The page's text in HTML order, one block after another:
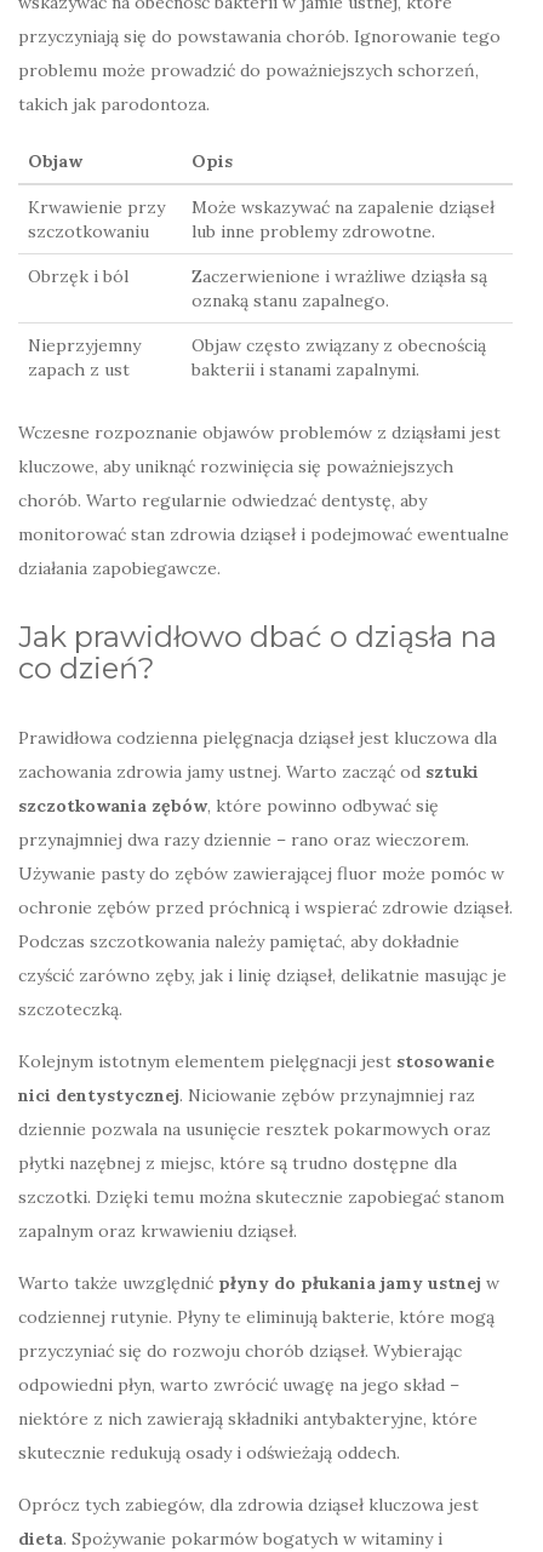
przyczyniają się do powstawania chorób. Ignorowanie tego
problemu może prowadzić do poważniejszych schorzeń,
takich jak parodontoza.
Objaw Opis
Krwawienie przy
szczotkowaniu
Może wskazywać na zapalenie dziąseł
lub inne problemy zdrowotne.
Obrzęk i ból
Zaczerwienione i wrażliwe dziąsła są
oznaką stanu zapalnego.
Nieprzyjemny
zapach z ust
Objaw często związany z obecnością
bakterii i stanami zapalnymi.
Wczesne rozpoznanie objawów problemów z dziąsłami jest
kluczowe, aby uniknąć rozwinięcia się poważniejszych
chorób. Warto regularnie odwiedzać dentystę, aby
monitorować stan zdrowia dziąseł i podejmować ewentualne
działania zapobiegawcze.
Jak prawidłowo dbać o dziąsła na
co dzień?
Prawidłowa codzienna pielęgnacja dziąseł jest kluczowa dla
zachowania zdrowia jamy ustnej. Warto zacząć od sztuki
szczotkowania zębów, które powinno odbywać się
przynajmniej dwa razy dziennie – rano oraz wieczorem.
Używanie pasty do zębów zawierającej fluor może pomóc w
ochronie zębów przed próchnicą i wspierać zdrowie dziąseł.
Podczas szczotkowania należy pamiętać, aby dokładnie
czyścić zarówno zęby, jak i linię dziąseł, delikatnie masując je
szczoteczką.
Kolejnym istotnym elementem pielęgnacji jest stosowanie
nici dentystycznej. Niciowanie zębów przynajmniej raz
dziennie pozwala na usunięcie resztek pokarmowych oraz
płytki nazębnej z miejsc, które są trudno dostępne dla
szczotki. Dzięki temu można skutecznie zapobiegać stanom
zapalnym oraz krwawieniu dziąseł.
Warto także uwzględnić płyny do płukania jamy ustnej w
codziennej rutynie. Płyny te eliminują bakterie, które mogą
przyczyniać się do rozwoju chorób dziąseł. Wybierając
odpowiedni płyn, warto zwrócić uwagę na jego skład –
niektóre z nich zawierają składniki antybakteryjne, które
skutecznie redukują osady i odświeżają oddech.
Oprócz tych zabiegów, dla zdrowia dziąseł kluczowa jest
dieta. Spożywanie pokarmów bogatych w witaminy i